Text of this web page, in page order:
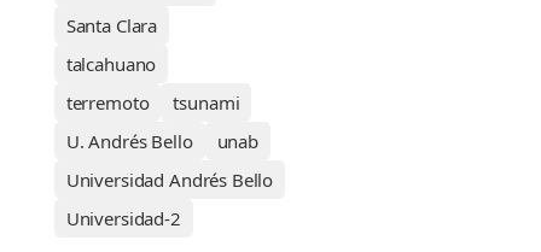
Santa Clara
talcahuano
terremoto
tsunami
U. Andrés Bello
unab
Universidad Andrés Bello
Universidad-2